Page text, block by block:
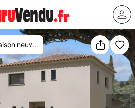
Retour à la liste Maison neuve Lafitte-Vigordane (31390)